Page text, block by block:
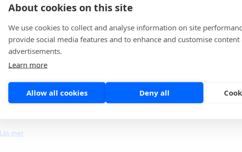
About cookies on this site
We use cookies to collect and analyse information on site
provide social media features and to enhance and customise content
advertisements.
Learn more
Allow all cookies Deny all
Läs mer